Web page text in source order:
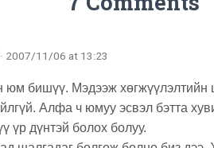
· 2007/11/06 at 13:23
юм бишүү. Мэдээж хөгжүүлэлтийн
Алфа ч юмуу эсвэл бэтта
үр дүнтэй болох болуу.